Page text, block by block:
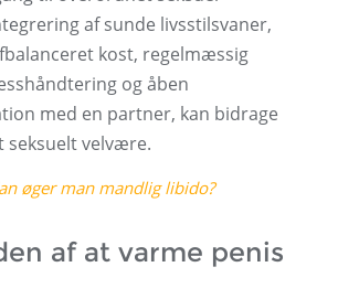
af sunde livsstilsvaner,
kost, regelmæssig
og åben
med en partner, kan bidrage
velvære.
øger man mandlig libido?
af ​​at varme penis